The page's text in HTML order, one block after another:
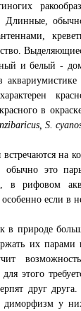
Длинные,
и белый -
в
S.
встречаются на
обычно это
в рифовом
если в
в природе
их
этого
друг
диморфизм у